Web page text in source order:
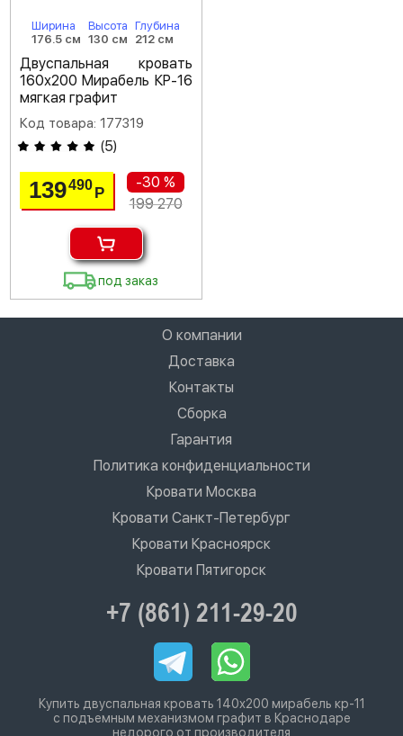
Ширина
176.5 см
Высота
130 см
Глубина
212 см
Двуспальная кровать
160х200 Мирабель КР-16
мягкая графит
Код товара: 177319
(5)
139490Р
-30 %
199 270
под заказ
О компании
Доставка
Контакты
Сборка
Гарантия
Политика конфиденциальности
Кровати Москва
Кровати Санкт-Петербург
Кровати Красноярск
Кровати Пятигорск
+7 (861) 211-29-20
Купить двуспальная кровать 140х200 мирабель кр-11
с подъемным механизмом графит в Краснодаре
недорого от производителя